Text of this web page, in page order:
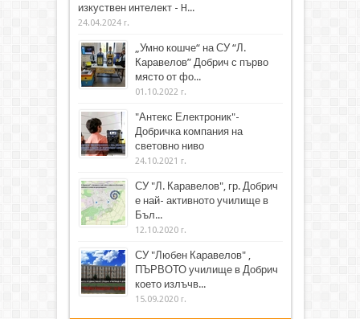
изкуствен интелект - H...
24.04.2024 г.
„Умно кошче“ на СУ “Л.
Каравелов” Добрич с първо
място от фо...
01.10.2022 г.
"Антекс Електроник"-
Добричка компания на
световно ниво
24.10.2021 г.
СУ "Л. Каравелов", гр. Добрич
е най- активното училище в
Бъл...
12.10.2020 г.
СУ "Любен Каравелов" ,
ПЪРВОТО училище в Добрич
което излъчв...
15.09.2020 г.